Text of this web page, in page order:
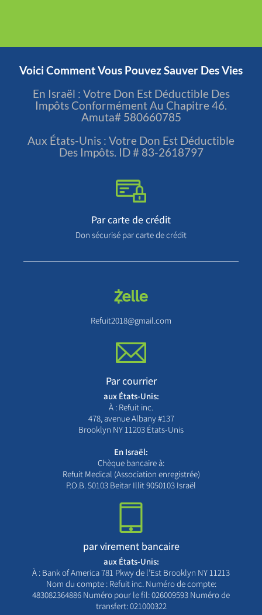
Voici Comment Vous Pouvez Sauver Des Vies
En Israël : Votre Don Est Déductible Des
Impôts Conformément Au Chapitre 46.
Amuta# 580660785
Aux États-Unis : Votre Don Est Déductible
Des Impôts. ID # 83-2618797
Par carte de crédit
Don sécurisé par carte de crédit
Refuit2018@gmail.com
Par courrier
aux États-Unis:
À : Refuit inc.
478, avenue Albany #137
Brooklyn NY 11203 États-Unis
En Israël:
Chèque bancaire à:
Refuit Medical (Association enregistrée)
P.O.B. 50103 Beitar Illit 9050103 Israël
par virement bancaire
aux États-Unis:
À : Bank of America 781 Pkwy de l’Est Brooklyn NY 11213
Nom du compte : Refuit inc. Numéro de compte:
483082364886 Numéro pour le fil: 026009593 Numéro de
transfert: 021000322